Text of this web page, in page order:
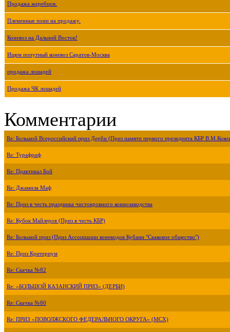
Продажа жеребцов.
Племенные пони на продажу.
Коневоз на Дальний Восток!
Ищем попутный коневоз Саратов-Москва
продажа лошадей
Продажа ЧК лошадей
Комментарии
Re: Большой Всероссийский приз Дерби (Приз памяти первого президента КБР
Re: Турафриф
Re: Практикал Бой
Re: Джамила Маф
Re: Приз в честь праздника чистокровного коннозаводства
Re: Кубок Майлеров (Приз в честь КБР)
Re: Большой приз (Приз Ассоциации коневодов Кубани "Скаковое общество")
Re: Приз Критериум
Re: Скачка №82
Re: «БОЛЬШОЙ КАЗАНСКИЙ ПРИЗ» (ДЕРБИ)
Re: Скачка №80
Re: ПРИЗ «ПОВОЛЖСКОГО ФЕДЕРАЛЬНОГО ОКРУГА» (МСХ)